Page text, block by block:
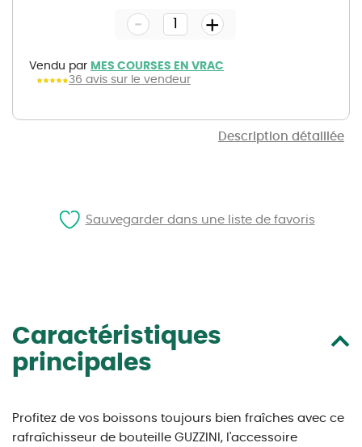
Description détaillée
gallery
Vendu par MES COURSES EN VRAC
36 avis sur le vendeur
- +
Caractéristiques
principales
Profitez de vos boissons toujours bien fraîches avec ce
rafraîchisseur de bouteille GUZZINI, l'accessoire
Sauvegarder dans une liste de favoris